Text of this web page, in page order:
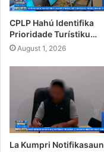
CPLP Hahú Identifika
Prioridade Turístiku…
August 1, 2026
La Kumpri Notifikasaun